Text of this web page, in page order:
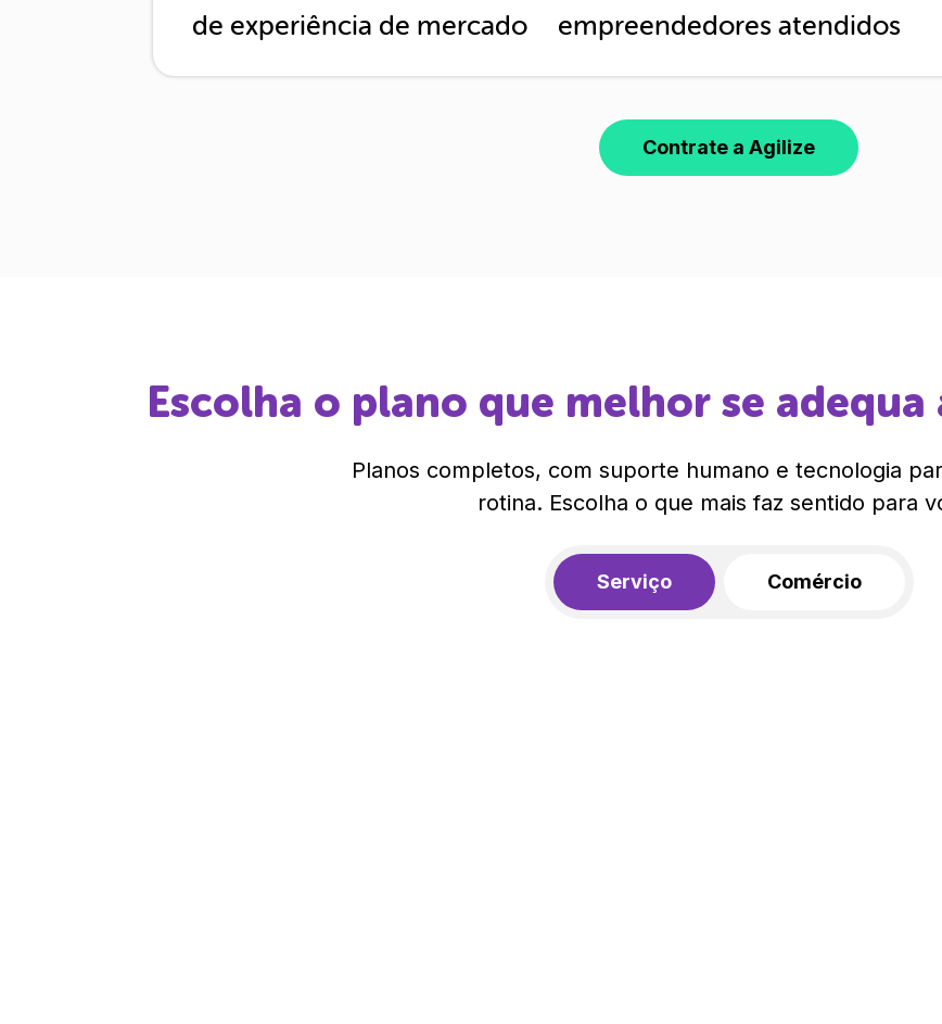
de experiência de mercado empreendedores atendidos
Contrate a Agilize
Escolha o plano que melhor se adequa
Planos completos, com suporte humano e tecnologia
rotina. Escolha o que mais faz sentido para
Serviço Comércio